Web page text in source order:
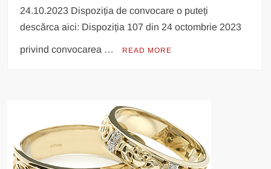
24.10.2023 Dispoziția de convocare o puteți
descărca aici: Dispoziția 107 din 24 octombrie 2023
privind convocarea … READ MORE